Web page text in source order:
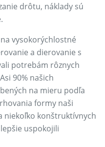
drôtu, náklady sú
vysokorýchlostné
a dierovanie s
potrebám rôznych
90% našich
na mieru podľa
formy naši
niekoľko konštruktívnych
uspokojili